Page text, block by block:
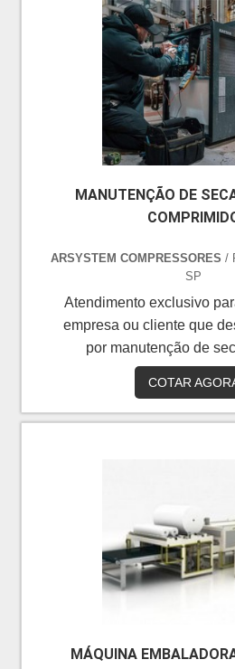
MANUTENÇÃO DE
ARSYSTEM COMPRESSORES /
SP
Atendimento exclusivo
empresa ou cliente que
por manutenção de
comprimido, com certeza
website da Arsystem
Recebendo uma cotação
está à procura de
de ar comprimido em
inovadora, encontra na
Compressores. A empresa
atualidade.Sem trocar
COTAR
MÁQUINA